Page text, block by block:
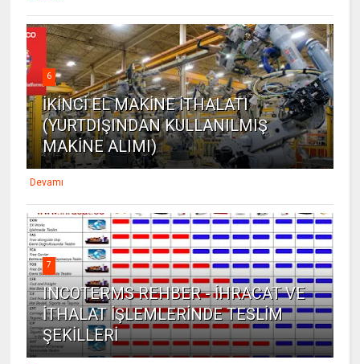
6
İKİNCİ EL MAKİNE İTHALATI
(YURTDIŞINDAN KULLANILMIŞ
MAKİNE ALIMI)
Devamı
7
INCOTERMS REHBER - İHRACAT VE
İTHALAT İŞLEMLERİNDE TESLİM
ŞEKİLLERİ